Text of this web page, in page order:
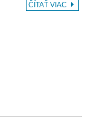
ČÍTAŤ VIAC